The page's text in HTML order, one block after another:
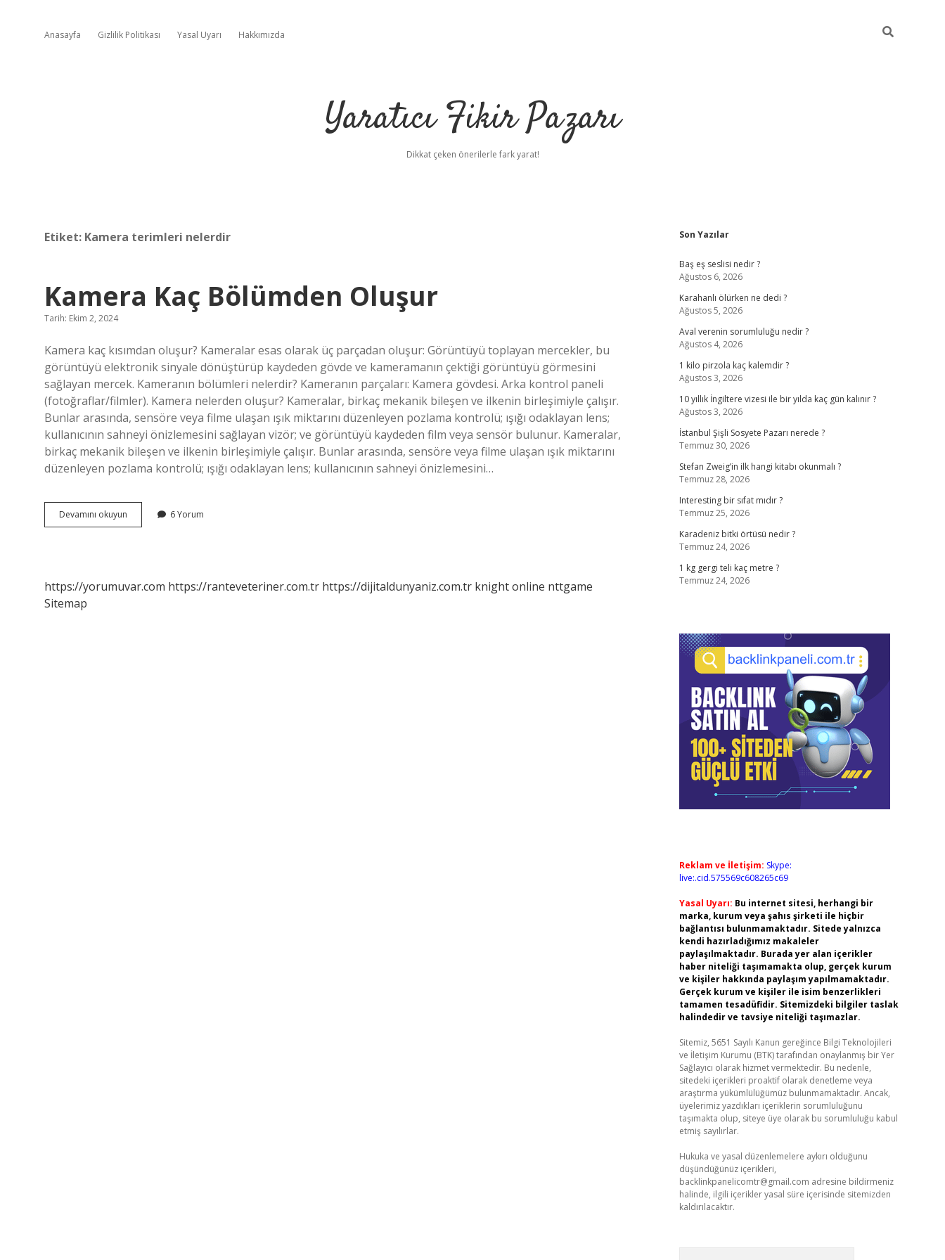
Anasayfa Gizlilik Politikası Yasal Uyarı Hakkımızda
Yaratıcı Fikir Pazarı
Dikkat çeken önerilerle fark yarat!
Etiket: Kamera terimleri nelerdir
Kamera Kaç Bölümden Oluşur
Tarih: Ekim 2, 2024
Kamera kaç kısımdan oluşur? Kameralar esas olarak üç parçadan oluşur: Görüntüyü toplayan mercekler, bu
görüntüyü elektronik sinyale dönüştürüp kaydeden gövde ve kameramanın çektiği görüntüyü görmesini
sağlayan mercek. Kameranın bölümleri nelerdir? Kameranın parçaları: Kamera gövdesi. Arka kontrol paneli
(fotoğraflar/filmler). Kamera nelerden oluşur? Kameralar, birkaç mekanik bileşen ve ilkenin birleşimiyle çalışır.
Bunlar arasında, sensöre veya filme ulaşan ışık miktarını düzenleyen pozlama kontrolü; ışığı odaklayan lens;
kullanıcının sahneyi önizlemesini sağlayan vizör; ve görüntüyü kaydeden film veya sensör bulunur. Kameralar,
birkaç mekanik bileşen ve ilkenin birleşimiyle çalışır. Bunlar arasında, sensöre veya filme ulaşan ışık miktarını
düzenleyen pozlama kontrolü; ışığı odaklayan lens; kullanıcının sahneyi önizlemesini…
Devamını okuyun
Kaç
6 Yorum
https://yorumuvar.com https://ranteveteriner.com.tr https://dijitaldunyaniz.com.tr knight online nttgame
Sitemap
Sidebar
Son Yazılar
Baş eş seslisi nedir ?
Ağustos 6, 2026
Karahanlı ölürken ne dedi ?
Ağustos 5, 2026
Aval verenin sorumluluğu nedir ?
Ağustos 4, 2026
1 kilo pirzola kaç kalemdir ?
Ağustos 3, 2026
10 yıllık İngiltere vizesi ile bir yılda kaç gün kalınır ?
Ağustos 3, 2026
İstanbul Şişli Sosyete Pazarı nerede ?
Temmuz 30, 2026
Stefan Zweig’in ilk hangi kitabı okunmalı ?
Temmuz 28, 2026
Interesting bir sıfat mıdır ?
Temmuz 25, 2026
Karadeniz bitki örtüsü nedir ?
Temmuz 24, 2026
1 kg gergi teli kaç metre ?
Temmuz 24, 2026
Reklam ve İletişim: Skype:
live:.cid.575569c608265c69
Yasal Uyarı: Bu internet sitesi, herhangi bir
marka, kurum veya şahıs şirketi ile hiçbir
bağlantısı bulunmamaktadır. Sitede yalnızca
kendi hazırladığımız makaleler
paylaşılmaktadır. Burada yer alan içerikler
haber niteliği taşımamakta olup, gerçek kurum
ve kişiler hakkında paylaşım yapılmamaktadır.
Gerçek kurum ve kişiler ile isim benzerlikleri
tamamen tesadüfidir. Sitemizdeki bilgiler taslak
halindedir ve tavsiye niteliği taşımazlar.
Sitemiz, 5651 Sayılı Kanun gereğince Bilgi Teknolojileri
ve İletişim Kurumu (BTK) tarafından onaylanmış bir Yer
Sağlayıcı olarak hizmet vermektedir. Bu nedenle,
sitedeki içerikleri proaktif olarak denetleme veya
araştırma yükümlülüğümüz bulunmamaktadır. Ancak,
üyelerimiz yazdıkları içeriklerin sorumluluğunu
taşımakta olup, siteye üye olarak bu sorumluluğu kabul
etmiş sayılırlar.
Hukuka ve yasal düzenlemelere aykırı olduğunu
düşündüğünüz içerikleri,
backlinkpanelicomtr@gmail.com adresine bildirmeniz
halinde, ilgili içerikler yasal süre içerisinde sitemizden
kaldırılacaktır.